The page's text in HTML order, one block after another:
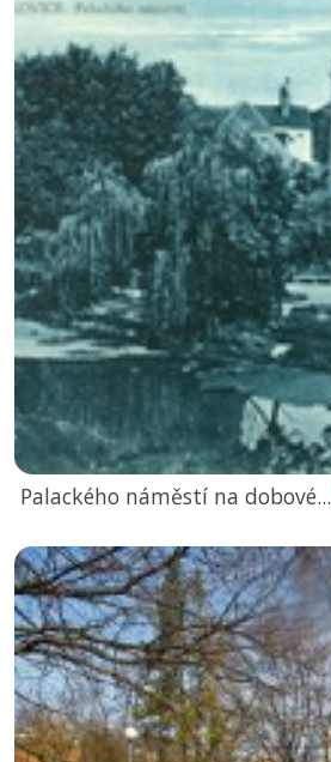
Palackého náměstí na dobové...